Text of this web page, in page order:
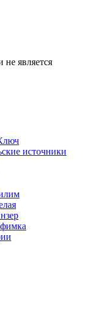
является